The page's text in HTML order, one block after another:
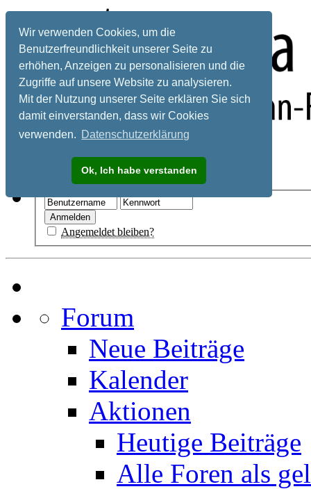
Wir verwenden Cookies, um die
Benutzerfreundlichkeit unserer Seite zu
erhöhen, Anzeigen zu personalisieren und die
Zugriffe auf unsere Website zu analysieren.
Mit der Nutzung unserer Seite erklären Sie sich
damit einverstanden, dass wir Cookies
verwenden. Datenschutzerklärung
Ok, Ich habe verstanden
Registrieren
Angemeldet bleiben?
Forum
Neue Beiträge
Kalender
Aktionen
Heutige Beiträge
Alle Foren als